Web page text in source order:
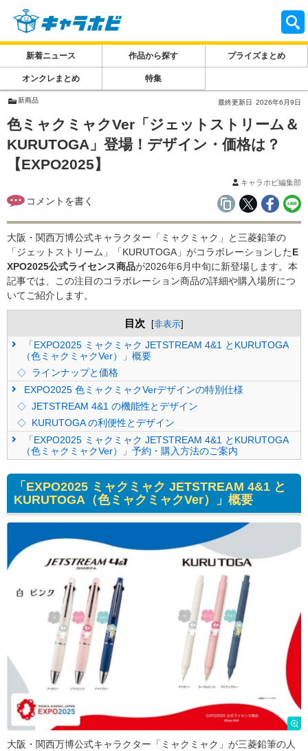
新着ニュース 作品から探す プライズまとめ
オンクレまとめ 特集
新商品 最終更新日 2026年6月9日
色ミャクミャクVer「ジェットストリーム＆
KURUTOGA」登場！デザイン・価格は？
【EXPO2025】
キャラホビ編集部
大阪・関西万博公式キャラクター「ミャクミャク」と三菱鉛筆の
「ジェットストリーム」「KURUTOGA」がコラボレーションしたE
XPO2025公式ライセンス商品が2026年6月中旬に新登場します。本
記事では、この注目のコラボレーション商品の詳細や購入場所につ
いてご紹介します。
目次 [非表示]
「EXPO2025 ミャクミャク JETSTREAM 4&1 とKURUTOGA
（色ミャクミャクVer）」概要
ラインナップと価格
EXPO2025 色ミャクミャクVerデザインの特別仕様
JETSTREAM 4&1 の機能性とデザイン
KURUTOGA の利便性とデザイン
「EXPO2025 ミャクミャク JETSTREAM 4&1 とKURUTOGA
（色ミャクミャクVer）」予約・購入方法のご案内
「EXPO2025 ミャクミャク JETSTREAM 4&1 と
KURUTOGA（色ミャクミャクVer）」概要
大阪・関西万博公式キャラクター「ミャクミャク」が三菱鉛筆の人